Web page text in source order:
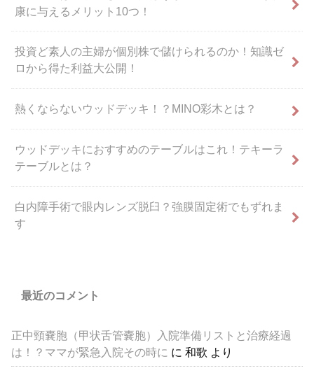
康に与えるメリット10つ！
投資ど素人の主婦が個別株で儲けられるのか！知識ゼ
ロから得た利益大公開！
熱くならないウッドデッキ！？MINO彩木とは？
ウッドデッキにおすすめのテーブルはこれ！テキーラ
テーブルとは？
白内障手術で眼内レンズ脱臼？強膜固定術でもずれま
す
最近のコメント
正中頸嚢胞（甲状舌管嚢胞）入院準備リストと治療経過
は！？ママが緊急入院その時に に和歌 より